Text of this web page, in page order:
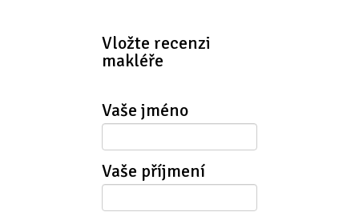
Vložte recenzi
makléře
Vaše jméno
Vaše příjmení